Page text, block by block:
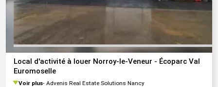
Local d'activité à louer Norroy-le-Veneur - Écoparc Val
Euromoselle
Voir plus Advenis Real Estate Solutions Nancy